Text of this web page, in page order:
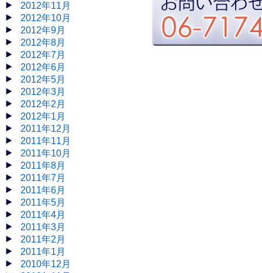
2012年11月
2012年10月
2012年9月
2012年8月
2012年7月
2012年6月
2012年5月
2012年3月
2012年2月
2012年1月
2011年12月
2011年11月
2011年10月
2011年8月
2011年7月
2011年6月
2011年5月
2011年4月
2011年3月
2011年2月
2011年1月
2010年12月